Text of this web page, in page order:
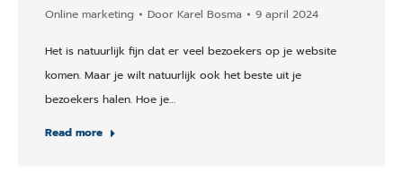
Online marketing Door Karel Bosma 9 april 2024
Het is natuurlijk fijn dat er veel bezoekers op je website
komen. Maar je wilt natuurlijk ook het beste uit je
bezoekers halen. Hoe je…
Read more